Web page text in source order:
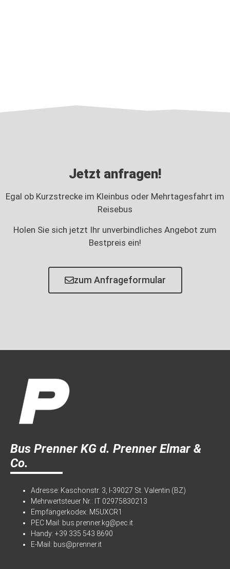
Jetzt anfragen!
Egal ob Kurzstrecke im Kleinbus oder Mehrtagesfahrt im
Reisebus
Holen Sie sich jetzt Ihr unverbindliches Angebot zum
Bestpreis ein!
zum Anfrageformular
Bus Prenner KG d. Prenner Elmar &
Co.
Adresse: Kaschonstr. 3, I-39027 St. Valentin (BZ)
Mehrwertsteuer Nr.: IT 02975830213
Empfängerkodex: M5UXCR1
PEC Mail: bus.prenner.kg@pec.it
Handy: +39 335 543 8690
E-Mail: bus@prenner.it